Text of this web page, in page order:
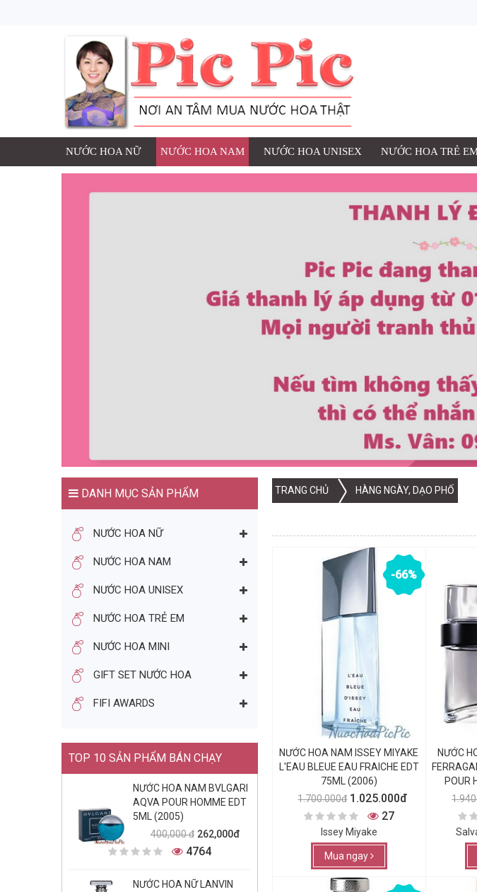
NƯỚC HOA NỮ NƯỚC HOA NAM NƯỚC HOA UNISEX NƯỚC HOA TRẺ
DANH MỤC SẢN PHẨM
NƯỚC HOA NỮ
NƯỚC HOA NAM
NƯỚC HOA UNISEX
NƯỚC HOA TRẺ EM
NƯỚC HOA MINI
GIFT SET NƯỚC HOA
FIFI AWARDS
TOP 10 SẢN PHẨM BÁN CHẠY
NƯỚC HOA NAM BVLGARI
AQVA POUR HOMME EDT
5ML (2005)
400,000 đ 262,000đ
4764
NƯỚC HOA NỮ LANVIN
TRANG CHỦ HÀNG NGÀY, DẠO PHỐ
-66%
NƯỚC HOA NAM ISSEY MIYAKE
L'EAU BLEUE EAU FRAICHE EDT
75ML (2006)
1.700.000đ 1.025.000đ
27
Issey Miyake
Mua ngay
NƯỚC
POUR